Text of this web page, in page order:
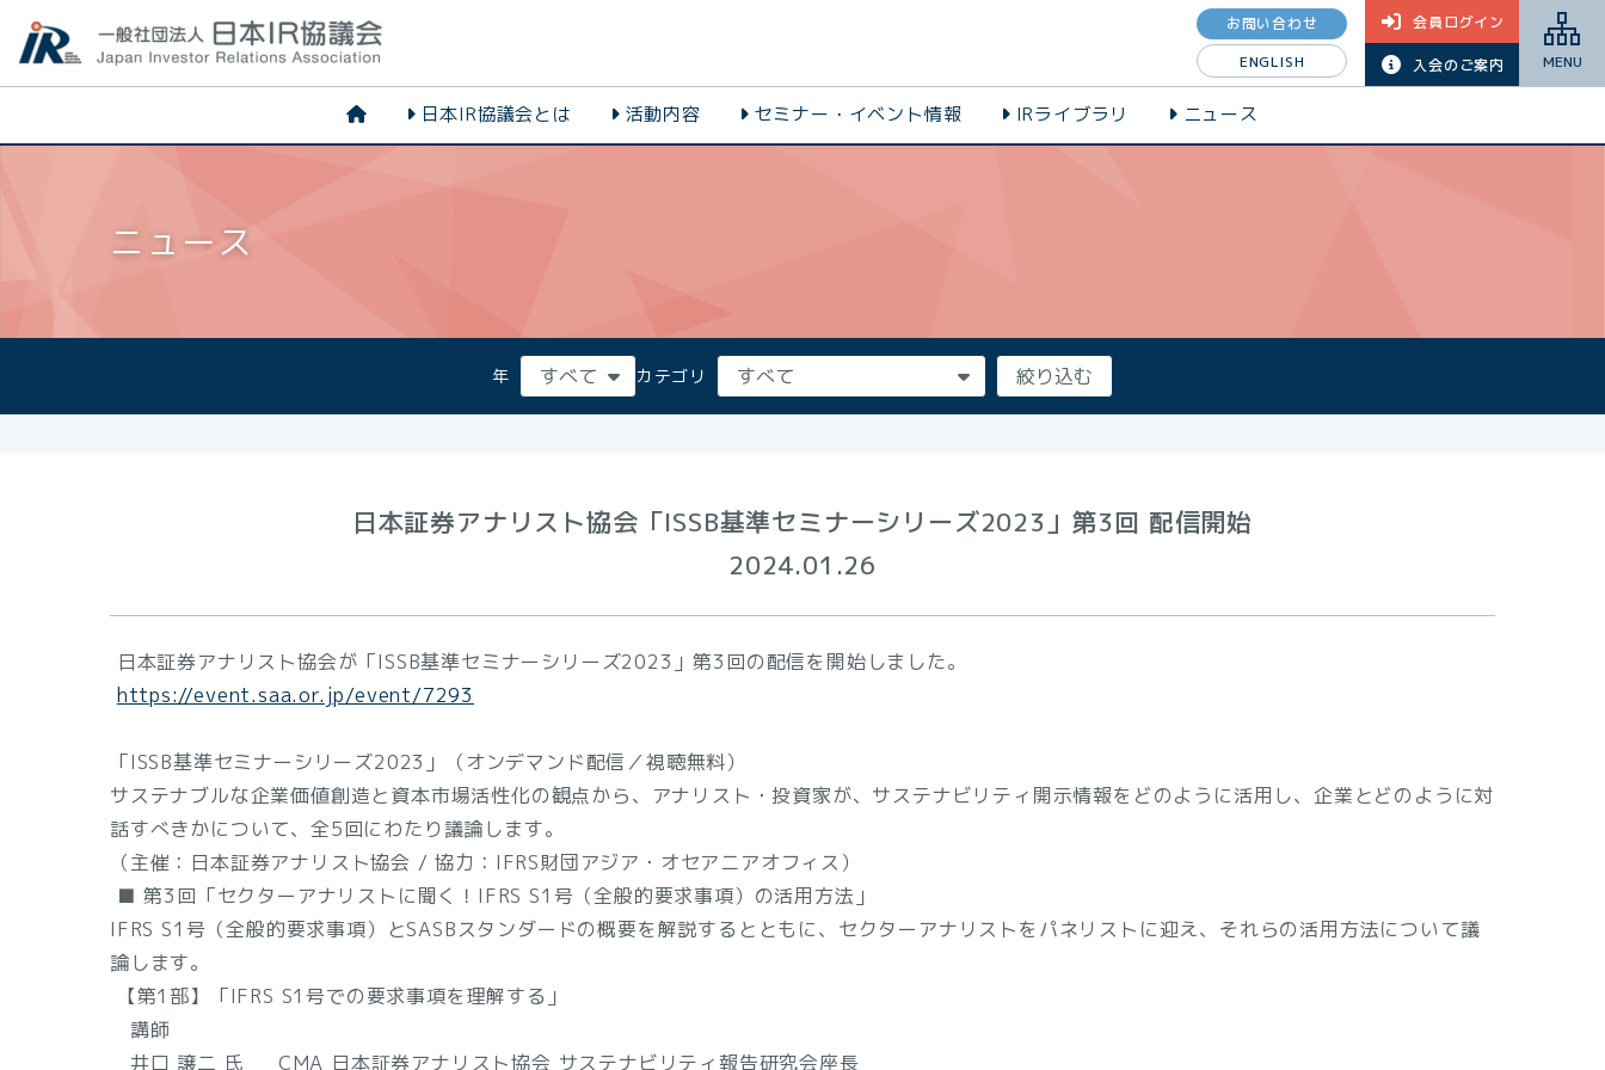
お問い合わせ
ENGLISH
会員ログイン
入会のご案内 MENU
日本IR協議会とは 活動内容 セミナー・イベント情報 IRライブラリ ニュース
ニュース
年 カテゴリ
日本証券アナリスト協会「ISSB基準セミナーシリーズ2023」第3回 配信開始
2024.01.26
日本証券アナリスト協会が「ISSB基準セミナーシリーズ2023」第3回の配信を開始しました。
https://event.saa.or.jp/event/7293
「ISSB基準セミナーシリーズ2023」（オンデマンド配信／視聴無料）
サステナブルな企業価値創造と資本市場活性化の観点から、アナリスト・投資家が、サステナビリティ開示情報をどのように活用し、企業とどのように対
話すべきかについて、全5回にわたり議論します。
（主催：日本証券アナリスト協会 / 協力：IFRS財団アジア・オセアニアオフィス）
■ 第3回「セクターアナリストに聞く！IFRS S1号（全般的要求事項）の活用方法」
IFRS S1号（全般的要求事項）とSASBスタンダードの概要を解説するとともに、セクターアナリストをパネリストに迎え、それらの活用方法について議
論します。
【第1部】「IFRS S1号での要求事項を理解する」
講師
井口 譲二 氏 CMA 日本証券アナリスト協会 サステナビリティ報告研究会座長